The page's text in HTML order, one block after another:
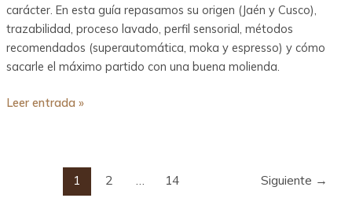
carácter. En esta guía repasamos su origen (Jaén y Cusco),
trazabilidad, proceso lavado, perfil sensorial, métodos
recomendados (superautomática, moka y espresso) y cómo
sacarle el máximo partido con una buena molienda.
Leer entrada »
1 2 14 Siguiente →